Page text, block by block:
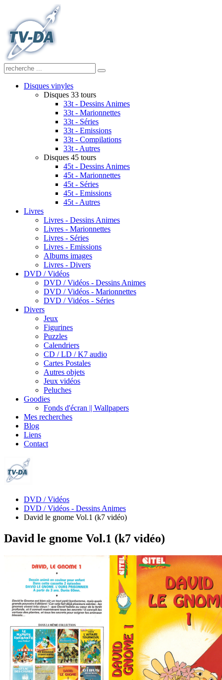
Disques vinyles
Disques 33 tours
33t - Dessins Animes
33t - Marionnettes
33t - Séries
33t - Emissions
33t - Compilations
33t - Autres
Disques 45 tours
45t - Dessins Animes
45t - Marionnettes
45t - Séries
45t - Emissions
45t - Autres
Livres
Livres - Dessins Animes
Livres - Marionnettes
Livres - Séries
Livres - Emissions
Albums images
Livres - Divers
DVD / Vidéos
DVD / Vidéos - Dessins Animes
DVD / Vidéos - Marionnettes
DVD / Vidéos - Séries
Divers
Jeux
Figurines
Puzzles
Calendriers
CD / LD / K7 audio
Cartes Postales
Autres objets
Jeux vidéos
Peluches
Goodies
Fonds d'écran || Wallpapers
Mes recherches
Blog
Liens
Contact
DVD / Vidéos
DVD / Vidéos - Dessins Animes
David le gnome Vol.1 (k7 vidéo)
David le gnome Vol.1 (k7 vidéo)